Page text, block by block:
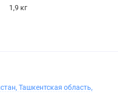
1,9 кг
Ташкентская область,